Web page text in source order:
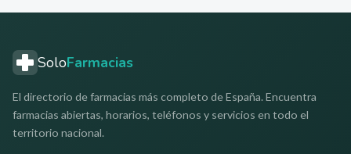
SoloFarmacias
El directorio de farmacias más completo de España. Encuentra
farmacias abiertas, horarios, teléfonos y servicios en todo el
territorio nacional.